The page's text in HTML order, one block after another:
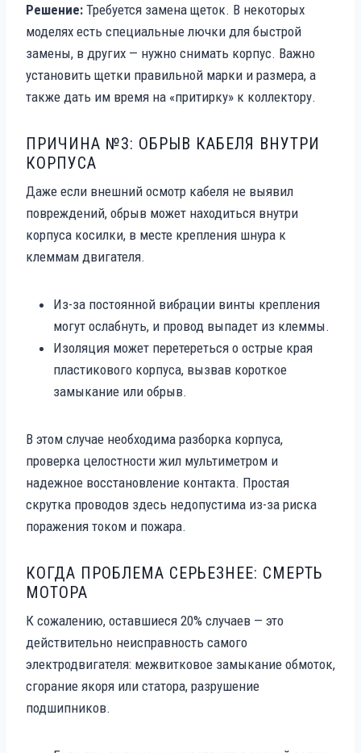
Решение: Требуется замена щеток. В некоторых
моделях есть специальные лючки для быстрой
замены, в других — нужно снимать корпус. Важно
установить щетки правильной марки и размера, а
также дать им время на «притирку» к коллектору.
ПРИЧИНА №3: ОБРЫВ КАБЕЛЯ ВНУТРИ
КОРПУСА
Даже если внешний осмотр кабеля не выявил
повреждений, обрыв может находиться внутри
корпуса косилки, в месте крепления шнура к
клеммам двигателя.
Из-за постоянной вибрации винты крепления
могут ослабнуть, и провод выпадет из клеммы.
Изоляция может перетереться о острые края
пластикового корпуса, вызвав короткое
замыкание или обрыв.
В этом случае необходима разборка корпуса,
проверка целостности жил мультиметром и
надежное восстановление контакта. Простая
скрутка проводов здесь недопустима из-за риска
поражения током и пожара.
КОГДА ПРОБЛЕМА СЕРЬЕЗНЕЕ: СМЕРТЬ
МОТОРА
К сожалению, оставшиеся 20% случаев — это
действительно неисправность самого
электродвигателя: межвитковое замыкание обмоток,
сгорание якоря или статора, разрушение
подшипников.